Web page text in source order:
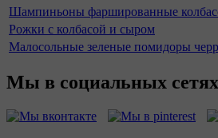
Шампиньоны фаршированные
Рожки с колбасой и сыром
Малосольные зеленые помидоры
Мы в социальных сетях